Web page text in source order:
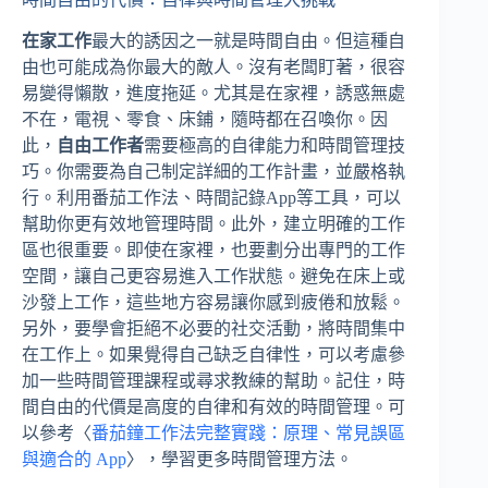
在家工作最大的誘因之一就是時間自由。但這種自
由也可能成為你最大的敵人。沒有老闆盯著，很容
易變得懶散，進度拖延。尤其是在家裡，誘惑無處
不在，電視、零食、床鋪，隨時都在召喚你。因
此， 自由工作者需要極高的自律能力和時間管理技
巧。你需要為自己制定詳細的工作計畫，並嚴格執
行。利用番茄工作法、時間記錄App等工具，可以
幫助你更有效地管理時間。此外，建立明確的工作
區也很重要。即使在家裡，也要劃分出專門的工作
空間，讓自己更容易進入工作狀態。避免在床上或
沙發上工作，這些地方容易讓你感到疲倦和放鬆。
另外，要學會拒絕不必要的社交活動，將時間集中
在工作上。如果覺得自己缺乏自律性，可以考慮參
加一些時間管理課程或尋求教練的幫助。記住，時
間自由的代價是高度的自律和有效的時間管理。可
以參考〈番茄鐘工作法完整實踐：原理、常見誤區
與適合的 App〉，學習更多時間管理方法。